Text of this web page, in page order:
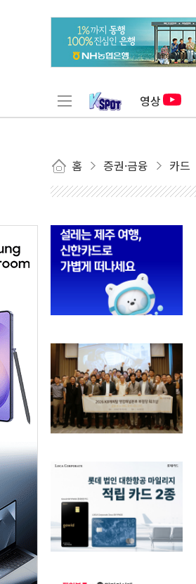
영상
홈 증권·금융 카드